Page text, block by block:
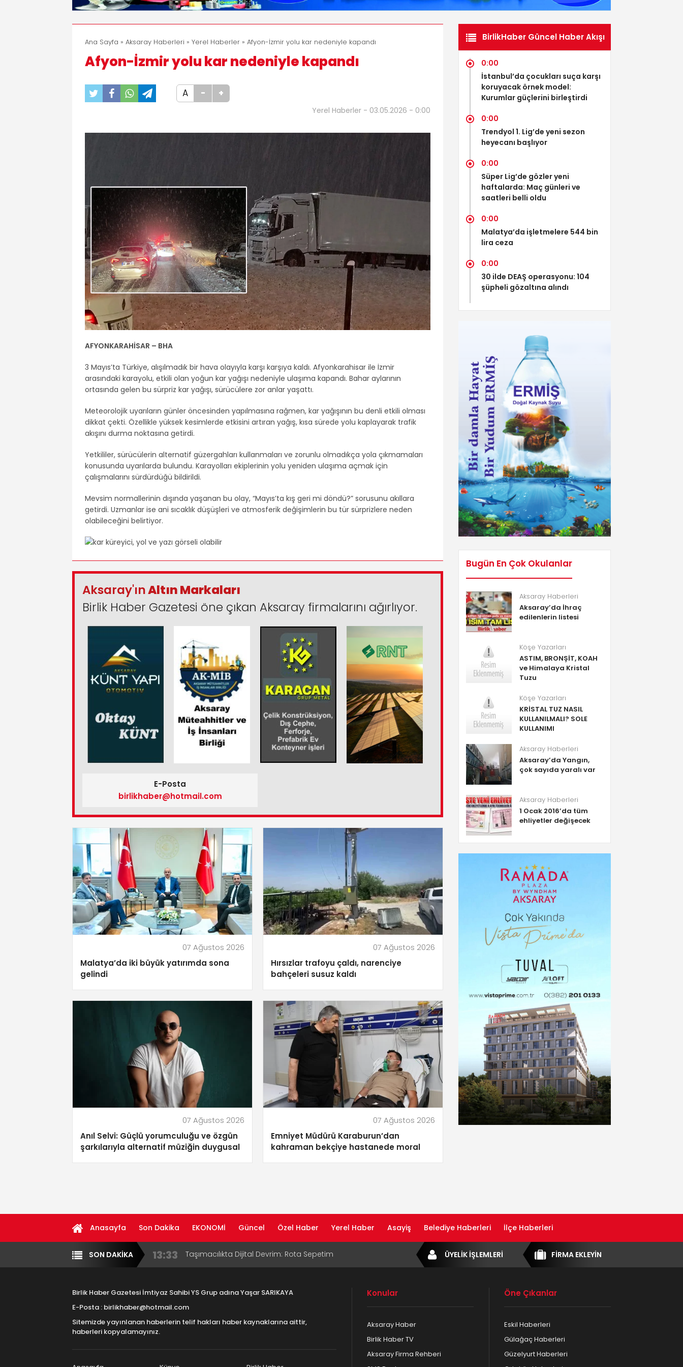
Ana Sayfa » Aksaray Haberleri » Yerel Haberler » Afyon-İzmir yolu kar nedeniyle kapandı
Afyon-İzmir yolu kar nedeniyle kapandı
A - +
Yerel Haberler - 03.05.2026 - 0:00
AFYONKARAHİSAR – BHA
3 Mayıs’ta Türkiye, alışılmadık bir hava olayıyla karşı karşıya kaldı. Afyonkarahisar ile İzmir
arasındaki karayolu, etkili olan yoğun kar yağışı nedeniyle ulaşıma kapandı. Bahar aylarının
ortasında gelen bu sürpriz kar yağışı, sürücülere zor anlar yaşattı.
Meteorolojik uyarıların günler öncesinden yapılmasına rağmen, kar yağışının bu denli etkili olması
dikkat çekti. Özellikle yüksek kesimlerde etkisini artıran yağış, kısa sürede yolu kaplayarak trafik
akışını durma noktasına getirdi.
Yetkililer, sürücülerin alternatif güzergahları kullanmaları ve zorunlu olmadıkça yola çıkmamaları
konusunda uyarılarda bulundu. Karayolları ekiplerinin yolu yeniden ulaşıma açmak için
çalışmalarını sürdürdüğü bildirildi.
Mevsim normallerinin dışında yaşanan bu olay, “Mayıs’ta kış geri mi döndü?” sorusunu akıllara
getirdi. Uzmanlar ise ani sıcaklık düşüşleri ve atmosferik değişimlerin bu tür sürprizlere neden
olabileceğini belirtiyor.
Aksaray'ınAltın Markaları
Birlik Haber Gazetesi öne çıkan Aksaray firmalarını ağırlıyor.
E-Posta
birlikhaber@hotmail.com
07 Ağustos 2026
Malatya’da iki büyük yatırımda sona
gelindi
07 Ağustos 2026
Hırsızlar trafoyu çaldı, narenciye
bahçeleri susuz kaldı
07 Ağustos 2026
Anıl Selvi: Güçlü yorumculuğu ve özgün
şarkılarıyla alternatif müziğin duygusal
07 Ağustos 2026
Emniyet Müdürü Karaburun’dan
kahraman bekçiye hastanede moral
BirlikHaber Güncel Haber Akışı
0:00
İstanbul’da çocukları suça karşı
koruyacak örnek model:
Kurumlar güçlerini birleştirdi
0:00
Trendyol 1. Lig’de yeni sezon
heyecanı başlıyor
0:00
Süper Lig’de gözler yeni
haftalarda: Maç günleri ve
saatleri belli oldu
0:00
Malatya’da işletmelere 544 bin
lira ceza
0:00
30 ilde DEAŞ operasyonu: 104
şüpheli gözaltına alındı
Bugün En Çok Okulanlar
Aksaray Haberleri
Aksaray’da İhraç
edilenlerin listesi
Köşe Yazarları
ASTIM, BRONŞİT, KOAH
ve Himalaya Kristal
Tuzu
Köşe Yazarları
KRİSTAL TUZ NASIL
KULLANILMALI? SOLE
KULLANIMI
Aksaray Haberleri
Aksaray’da Yangın,
çok sayıda yaralı var
Aksaray Haberleri
1 Ocak 2016’da tüm
ehliyetler değişecek
Anasayfa Son Dakika EKONOMİ Güncel Özel Haber Yerel Haber Asayiş Belediye Haberleri İlçe Haberleri
Yazarlar Diğer
SON DAKİKA 13:33 Taşımacılıkta Dijital Devrim: Rota Sepetim
Çocuklara Bıraktı
16:00 Aksaray Esnaf Rehberi ile Google ve Yapay Zeka
8:23
Birlikhaber.com Yayın Hayatına Başladı | Hızlı ve Akıllı
FİRMA EKLEYİN
ÜYELİK İŞLEMLERİ
Birlik Haber Gazetesi İmtiyaz Sahibi YS Grup adına Yaşar SARIKAYA
E-Posta : birlikhaber@hotmail.com
Sitemizde yayınlanan haberlerin telif hakları haber kaynaklarına aittir,
haberleri kopyalamayınız.
Konular
Aksaray Haber
Birlik Haber TV
Aksaray Firma Rehberi
Öne Çıkanlar
Eskil Haberleri
Gülağaç Haberleri
Güzelyurt Haberleri